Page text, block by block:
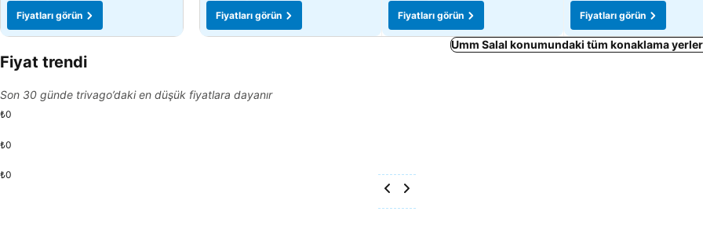
Fiyatları görün
Fiyatları görün
Fiyatları görün
Fiyatları görün
Umm Salal konumundaki tüm konaklama
Fiyat trendi
Son 30 günde trivago’daki en düşük fiyatlara dayanır
₺0
₺0
₺0